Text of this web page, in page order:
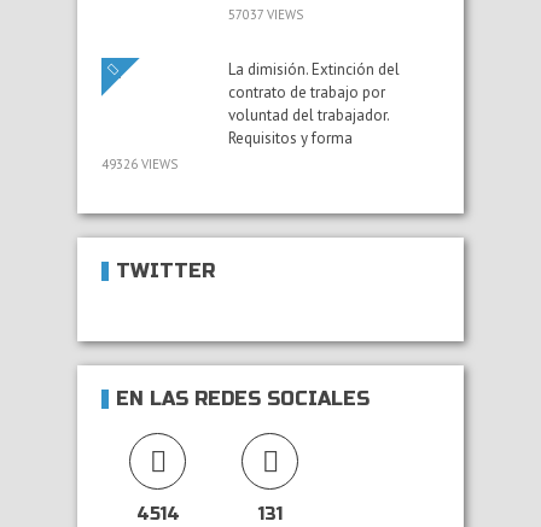
57037 VIEWS
La dimisión. Extinción del
contrato de trabajo por
voluntad del trabajador.
Requisitos y forma
49326 VIEWS
TWITTER
EN LAS REDES SOCIALES
4514
131